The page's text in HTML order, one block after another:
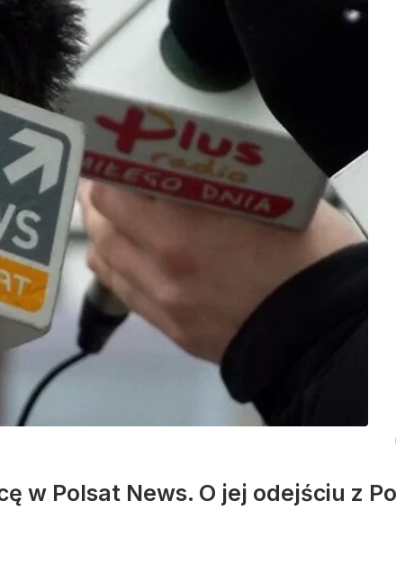
w Polsat News. O jej odejściu z